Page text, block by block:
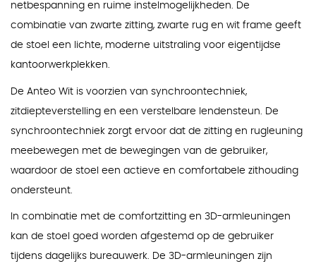
netbespanning en ruime instelmogelijkheden. De
combinatie van zwarte zitting, zwarte rug en wit frame geeft
de stoel een lichte, moderne uitstraling voor eigentijdse
kantoorwerkplekken.
De Anteo Wit is voorzien van synchroontechniek,
zitdiepteverstelling en een verstelbare lendensteun. De
synchroontechniek zorgt ervoor dat de zitting en rugleuning
meebewegen met de bewegingen van de gebruiker,
waardoor de stoel een actieve en comfortabele zithouding
ondersteunt.
In combinatie met de comfortzitting en 3D-armleuningen
kan de stoel goed worden afgestemd op de gebruiker
tijdens dagelijks bureauwerk. De 3D-armleuningen zijn